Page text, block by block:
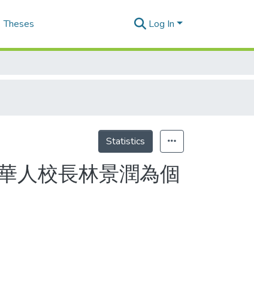
Theses Log In
Statistics
人校長林景潤為個